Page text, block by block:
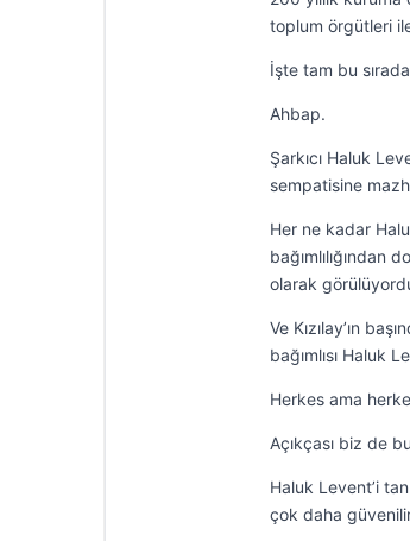
toplum örgütleri
İşte tam bu
Ahbap.
Şarkıcı Haluk
sempatisine
Her ne kadar
olarak
Ve Kızılay’ın
bağımlısı Haluk
Herkes ama
Açıkçası biz de
Haluk Levent’i
çok daha